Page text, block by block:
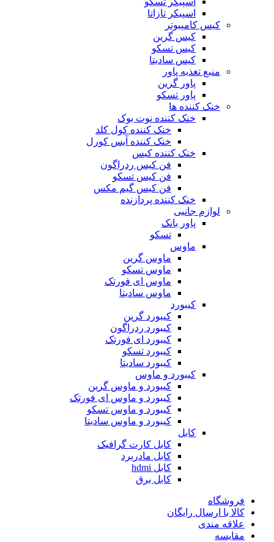
اسپیکر تازاتا
کیس کامپیوتر
کیس گرین
کیس تسکو
کیس سادیتا
منبع تغذیه‌ پاور
پاور گرین
پاور تسکو
خنک کننده ها
خنک کننده نوت بوک
خنک کننده کول کلد
خنک کننده آیس کورل
خنک کننده کیس
فن کیس ردراگون
فن کیس تسکو
فن کیس گیم مکس
خنک کننده پردازنده
لوازم جانبی
پاور بانک
تسکو
ماوس
ماوس گرین
ماوس تسکو
ماوس ای فورتک
ماوس سادیتا
کیبورد
کیبورد گرین
کیبورد ردراگون
کیبورد ای فورتک
کیبورد تسکو
کیبورد سادیتا
کیبورد و ماوس
کیبورد و ماوس گرین
کیبورد و ماوس ای فورتک
کیبورد و ماوس تسکو
کیبورد و ماوس سادیتا
کابل
کابل کارت گرافیک
کابل مادربرد
کابل hdmi
کابل برق
فروشگاه
کالا با ارسال رایگان
علاقه مندی
مقایسه